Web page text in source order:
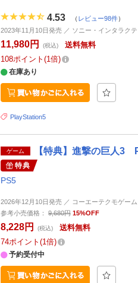
4.53 （ レビュー98件）
2023年11月10日発売 ／ ソニー・インタラク
11,980円 (税込)
送料無料
108ポイント 1倍
在庫あり
PlayStation5
ゲーム 【特典】進撃の巨人3
特典
PS5
2026年12月10日発売 ／ コーエーテクモゲー
参考小売価格：
9,680円 15%OFF
8,228円 (税込)
送料無料
74ポイント 1倍
予約受付中